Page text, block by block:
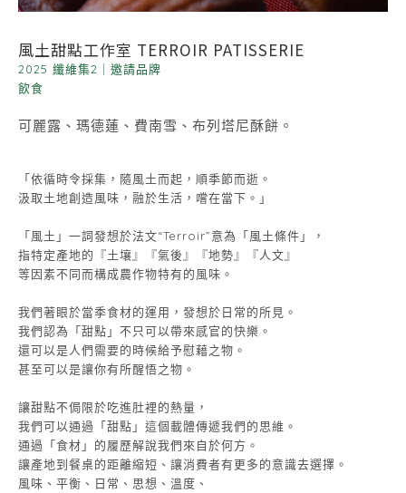
風土甜點工作室 TERROIR PATISSERIE
2025 纖維集2
邀請品牌
飲食
可麗露、瑪德蓮、費南雪、布列塔尼酥餅。
「依循時令採集，隨風土而起，順季節而逝。
汲取土地創造風味，融於生活，嚐在當下。」
「風土」一詞發想於法文“Terroir”意為「風土條件」，
指特定產地的『土壤』『氣後』『地勢』『人文』
等因素不同而構成農作物特有的風味。
我們著眼於當季食材的運用，發想於日常的所見。
我們認為「甜點」不只可以帶來感官的快樂。
還可以是人們需要的時候給予慰藉之物。
甚至可以是讓你有所醒悟之物。
讓甜點不侷限於吃進肚裡的熱量，
我們可以通過「甜點」這個載體傳遞我們的思維。
通過「食材」的履歷解說我們來自於何方。
讓產地到餐桌的距離縮短、讓消費者有更多的意識去選擇。
風味、平衡、日常、思想、溫度、